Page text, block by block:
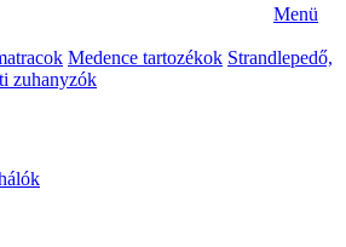
Menü
Medence tartozékok Strandlepedő,
zuhanyzók